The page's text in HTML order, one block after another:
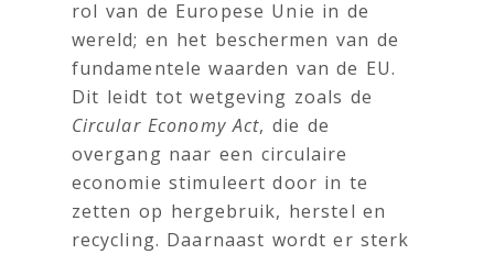
rol van de Europese Unie in de
wereld; en het beschermen van de
fundamentele waarden van de EU.
Dit leidt tot wetgeving zoals de
Circular Economy Act, die de
overgang naar een circulaire
economie stimuleert door in te
zetten op hergebruik, herstel en
recycling. Daarnaast wordt er sterk